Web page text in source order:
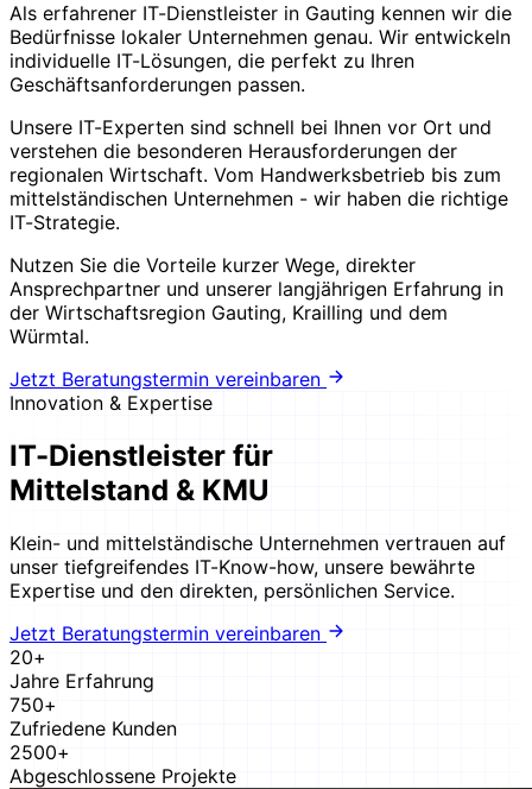
Als erfahrener IT-Dienstleister in Gauting kennen wir die
Bedürfnisse lokaler Unternehmen genau. Wir entwickeln
individuelle IT-Lösungen, die perfekt zu Ihren
Geschäftsanforderungen passen.
Unsere IT-Experten sind schnell bei Ihnen vor Ort und
verstehen die besonderen Herausforderungen der
regionalen Wirtschaft. Vom Handwerksbetrieb bis zum
mittelständischen Unternehmen - wir haben die richtige
IT-Strategie.
Nutzen Sie die Vorteile kurzer Wege, direkter
Ansprechpartner und unserer langjährigen Erfahrung in
der Wirtschaftsregion Gauting, Krailling und dem
Würmtal.
Jetzt Beratungstermin vereinbaren
Innovation & Expertise
IT-Dienstleister für
Mittelstand & KMU
Klein- und mittelständische Unternehmen vertrauen auf
unser tiefgreifendes IT-Know-how, unsere bewährte
Expertise und den direkten, persönlichen Service.
Jetzt Beratungstermin vereinbaren
20+
Jahre Erfahrung
750+
Zufriedene Kunden
2500+
Abgeschlossene Projekte